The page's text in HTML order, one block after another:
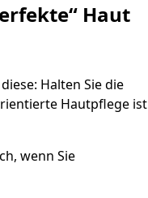
Haut
Halten Sie die
Hautpflege ist
wenn Sie